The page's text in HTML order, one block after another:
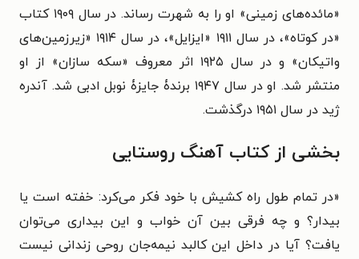
«مائده‌های زمینی» او را به شهرت رساند. در سال ۱۹۰۹ کتاب
«در کوتاه»، در سال ۱۹۱۱ «ایزایل»، در سال ۱۹۱۴ «زیرزمین‌های
واتیکان» و در سال ۱۹۲۵ اثر معروف «سکه سازان» از او
منتشر شد. او در سال ۱۹۴۷ برندۀ جایزۀ نوبل ادبی شد. آندره
ژید در سال ۱۹۵۱ درگذشت.
بخشی از کتاب آهنگ روستایی
«در تمام طول راه کشیش با خود فکر می‌کرد: خفته است یا
بیدار؟ و چه فرقی بین آن خواب و این بیداری می‌توان
یافت؟ آیا در داخل این کالبد نیمه‌جان روحی زندانی نیست